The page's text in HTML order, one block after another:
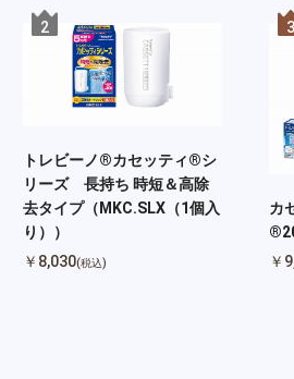
2
トレビーノ®カセッティ®シ
リーズ 長持ち 時短＆高除
去タイプ（MKC.SLX（1個入
り））
￥8,030(税込)
3
カ
￥